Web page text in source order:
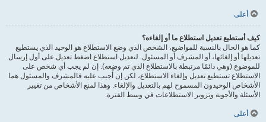
أعلى
كيف أستطيع تعديل استطلاع ما أو إلغاءه؟
كما هو الحال بالنسبة للمواضيع، الشخص الذي وضع الاستطلاع هو الوحيد الذي يستطيع
تعديلها أو إلغائها، أو المشرف أو المسئول. لتعديل استطلاع اضغط تعديل على أول إرسال
للموضوع (وهي دائمًا مرتبطة بالاستطلاع الذي تم وضعه). إن لم يجب أي شخص على
الاستطلاع تستطيع تعديل وإلغاء الاستطلاع، لكن إن أُجيب عليه فالمشرف والمسئول هما
الأشخاص الوحيدون المسموح لهم بالتعديل والإلغاء. وهذا لمنع الأشخاص من تغيير
الأسئلة والأجوبة وتزوير الاستطلاعات في وسط الفترة.
أعلى